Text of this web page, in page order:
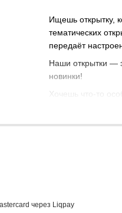
Ищешь открытку,
тематических
передаёт
Наши открытки —
новинки!
Хочешь что-то